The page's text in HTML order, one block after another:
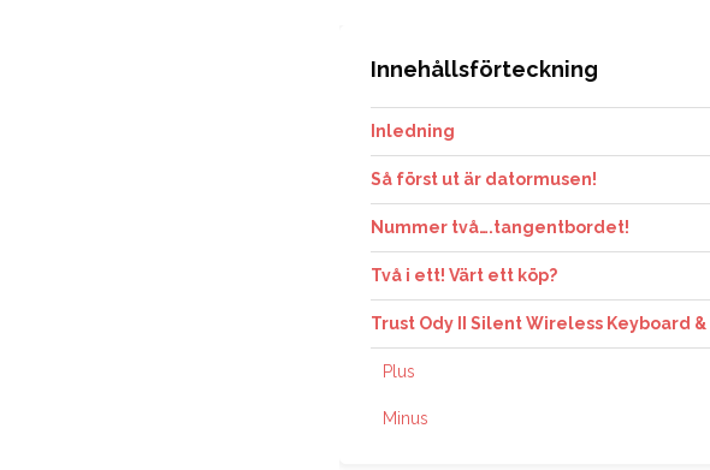
Innehållsförteckning
Inledning
Så först ut är datormusen!
Nummer två….tangentbordet!
Två i ett! Värt ett köp?
Trust Ody II Silent Wireless Keyboard
Plus
Minus